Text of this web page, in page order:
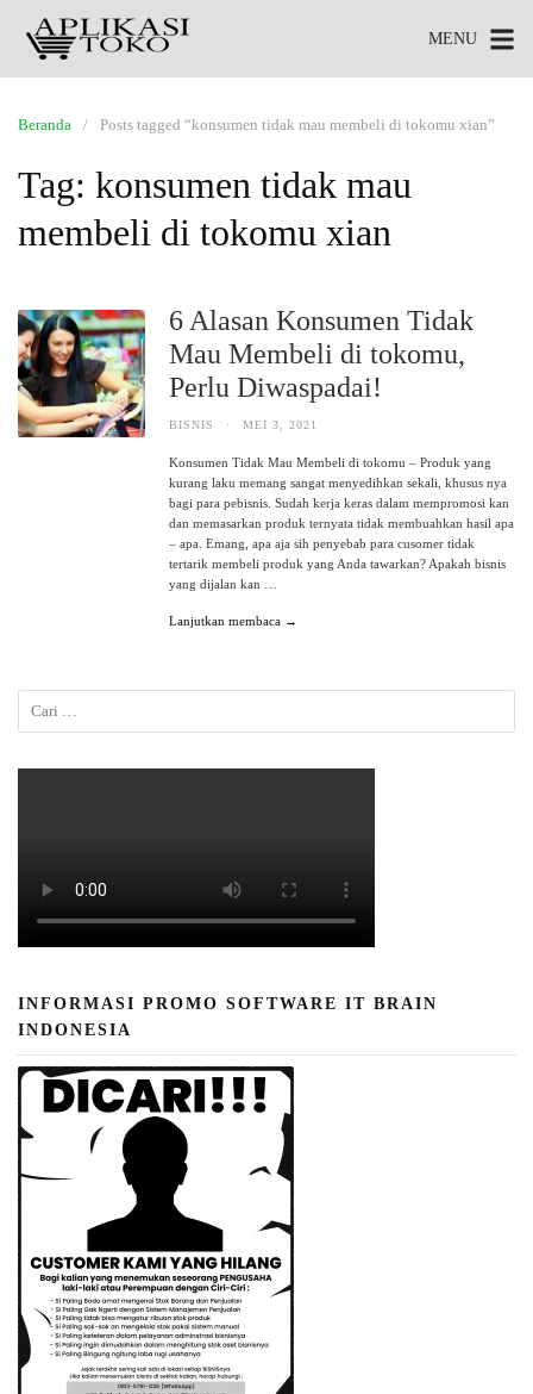
MENU
Beranda Posts tagged “konsumen tidak mau membeli di tokomu xian”
Tag: konsumen tidak mau
membeli di tokomu xian
6 Alasan Konsumen Tidak
Mau Membeli di tokomu,
Perlu Diwaspadai!
BISNIS · MEI 3, 2021
Konsumen Tidak Mau Membeli di tokomu – Produk yang
kurang laku memang sangat menyedihkan sekali, khusus nya
bagi para pebisnis. Sudah kerja keras dalam mempromosi kan
dan memasarkan produk ternyata tidak membuahkan hasil apa
– apa. Emang, apa aja sih penyebab para cusomer tidak
tertarik membeli produk yang Anda tawarkan? Apakah bisnis
yang dijalan kan …
Lanjutkan membaca →
INFORMASI PROMO SOFTWARE IT BRAIN
INDONESIA